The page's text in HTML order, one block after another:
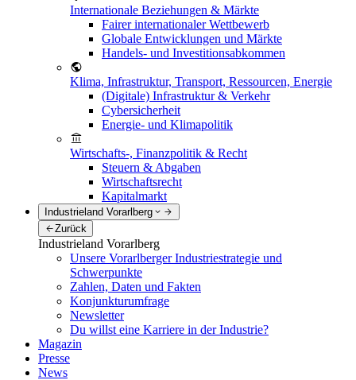
Internationale Beziehungen & Märkte
Fairer internationaler Wettbewerb
Globale Entwicklungen und Märkte
Handels- und Investitionsabkommen
Klima, Infrastruktur, Transport, Ressourcen, Energie
(Digitale) Infrastruktur & Verkehr
Cybersicherheit
Energie- und Klimapolitik
Wirtschafts-, Finanzpolitik & Recht
Steuern & Abgaben
Wirtschaftsrecht
Kapitalmarkt
Industrieland Vorarlberg
Zurück
Industrieland Vorarlberg
Unsere Vorarlberger Industriestrategie und
Schwerpunkte
Zahlen, Daten und Fakten
Konjunkturumfrage
Newsletter
Du willst eine Karriere in der Industrie?
Magazin
Presse
News